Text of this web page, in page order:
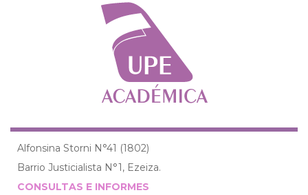
Alfonsina Storni N°41 (1802)
Barrio Justicialista N°1, Ezeiza.
CONSULTAS E INFORMES